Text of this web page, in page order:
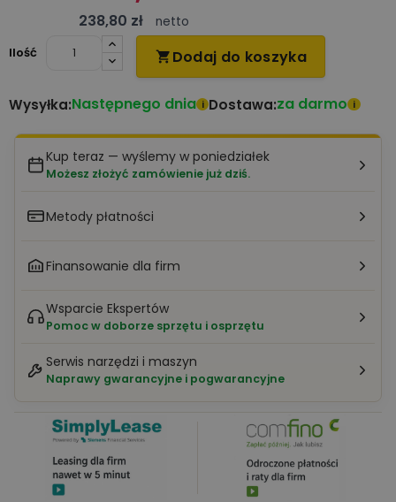
238,80 zł
netto
Ilość
 Dodaj do koszyka
Wysyłka:Następnego dnia i Dostawa:za darmo i
Kup teraz — wyślemy w poniedziałek
Możesz złożyć zamówienie już dziś.
Metody płatności
Finansowanie dla firm
Wsparcie Ekspertów
Pomoc w doborze sprzętu i osprzętu
Serwis narzędzi i maszyn
Naprawy gwarancyjne i pogwarancyjne